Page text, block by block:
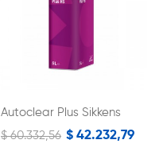
Autoclear Plus Sikkens
$ 60.332,56 $ 42.232,79